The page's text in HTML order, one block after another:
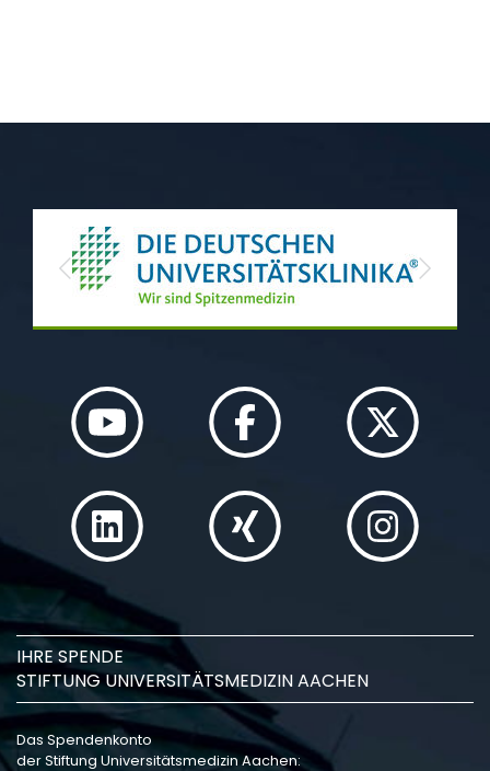
Previous Next
IHRE SPENDE
STIFTUNG UNIVERSITÄTSMEDIZIN AACHEN
Das Spendenkonto
der Stiftung Universitätsmedizin Aachen: